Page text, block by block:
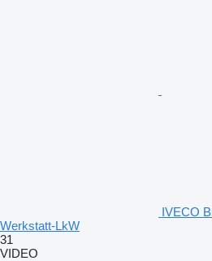
IVECO
Werkstatt-LkW
31
VIDEO